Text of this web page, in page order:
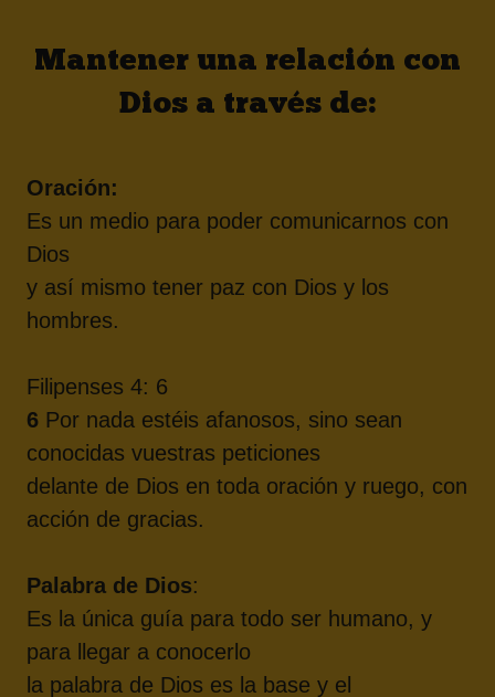
Mantener una relación con
Dios a través de:
Oración:
Es un medio para poder comunicarnos con
Dios
y así mismo tener paz con Dios y los
hombres.
Filipenses 4: 6
6 Por nada estéis afanosos, sino sean
conocidas vuestras peticiones
delante de Dios en toda oración y ruego, con
acción de gracias.
Palabra de Dios:
Es la única guía para todo ser humano, y
para llegar a conocerlo
la palabra de Dios es la base y el